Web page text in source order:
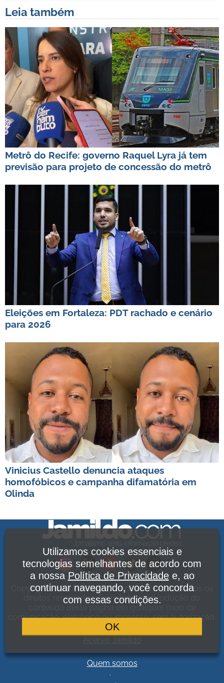
Leia também
Metrô do Recife: governo Raquel Lyra já tem
previsão para projeto de concessão do metrô
Eleições em Fortaleza: PDT rachado e cenário
para 2026
Vinicius Castello denuncia ataques
homofóbicos e campanha difamatória em
Olinda
Copyright Jamildo Melo Comunicações Ltda. Todos os
direitos reservados. É proibida a reprodução do
conteúdo desta página em qualquer meio de
comunicação, eletrônico ou impresso, sem autorização.
Política de Privacidade
Quem somos
.
Utilizamos cookies essenciais e
tecnologias semelhantes de acordo com
a nossa Política de Privacidadee, ao
continuar navegando, você concorda
com essas condições.
OK